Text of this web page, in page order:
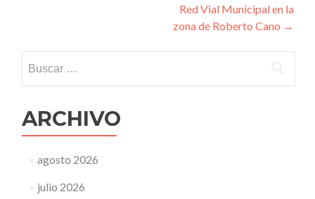
Red Vial Municipal en la
zona de Roberto Cano →
ARCHIVO
agosto 2026
julio 2026